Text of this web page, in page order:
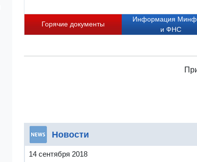
Горячие документы
Информация
и ФНС
Новости
14 сентября 2018